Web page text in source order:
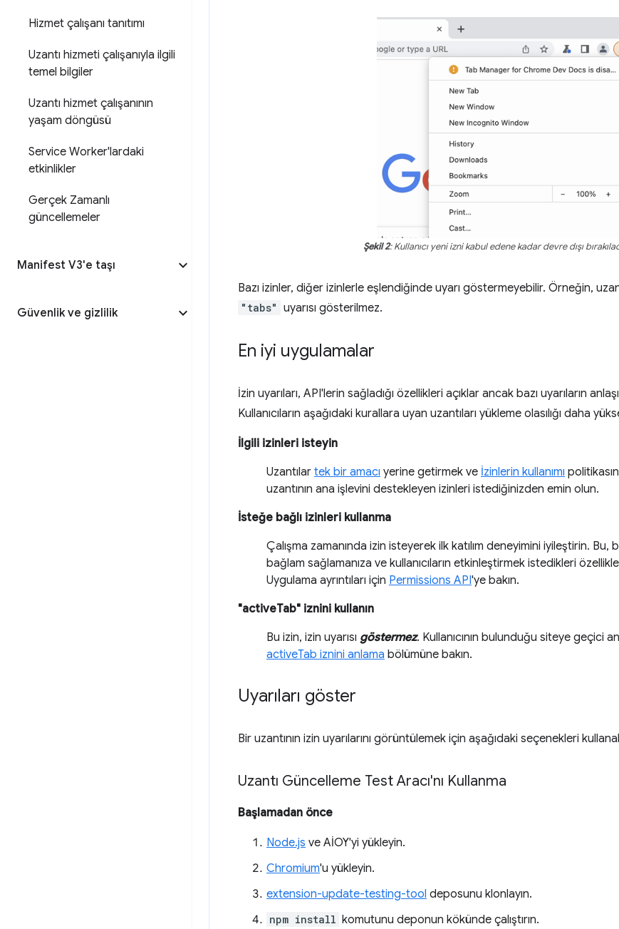
Hizmet çalışanı tanıtımı
Uzantı hizmeti çalışanıyla ilgili
temel bilgiler
Uzantı hizmet çalışanının
yaşam döngüsü
Service Worker'lardaki
etkinlikler
Gerçek Zamanlı
güncellemeler
Manifest V3'e taşı
Güvenlik ve gizlilik
Şekil 2: Kullanıcı yeni izni kabul edene kadar devre dışı
Bazı izinler, diğer izinlerle eşlendiğinde uyarı göstermeyebilir. Örneğin,
"tabs" uyarısı gösterilmez.
En iyi uygulamalar
İzin uyarıları, API'lerin sağladığı özellikleri açıklar ancak bazı uyarıların
Kullanıcıların aşağıdaki kurallara uyan uzantıları yükleme olasılığı daha
İlgili izinleri isteyin
Uzantılar tek bir amacı yerine getirmek ve İzinlerin kullanımı
uzantının ana işlevini destekleyen izinleri istediğinizden emin olun.
İsteğe bağlı izinleri kullanma
Çalışma zamanında izin isteyerek ilk katılım deneyimini iyileştirin. Bu,
bağlam sağlamanıza ve kullanıcıların etkinleştirmek istedikleri
Uygulama ayrıntıları için Permissions API'ye bakın.
"activeTab" iznini kullanın
Bu izin, izin uyarısı göstermez. Kullanıcının bulunduğu siteye geçici
activeTab iznini anlama bölümüne bakın.
Uyarıları göster
Bir uzantının izin uyarılarını görüntülemek için aşağıdaki seçenekleri
Uzantı Güncelleme Test Aracı'nı Kullanma
Başlamadan önce
Node.js ve AİOY'yi yükleyin.
Chromium'u yükleyin.
extension-update-testing-tool deposunu klonlayın.
npm install komutunu deponun kökünde çalıştırın.